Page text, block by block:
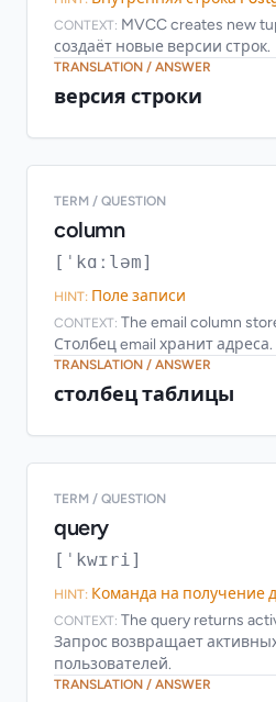
CONTEXT: MVCC creates new
создаёт новые версии строк.
TRANSLATION / ANSWER
версия строки
TERM / QUESTION
column
[ˈkɑːləm]
HINT: Поле записи
CONTEXT: The email column
Столбец email хранит адреса.
TRANSLATION / ANSWER
столбец таблицы
TERM / QUESTION
query
[ˈkwɪri]
HINT: Команда на получение
CONTEXT: The query returns
Запрос возвращает
пользователей.
TRANSLATION / ANSWER